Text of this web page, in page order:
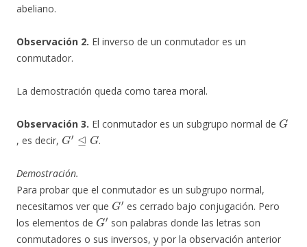
abeliano.
Observación 2. El inverso de un conmutador es un
conmutador.
La demostración queda como tarea moral.
Observación 3. El conmutador es un subgrupo normal de
G
, es decir,
G′⊴G
.
Demostración.
Para probar que el conmutador es un subgrupo normal,
necesitamos ver que
G′
es cerrado bajo conjugación. Pero
los elementos de
G′
son palabras donde las letras son
conmutadores o sus inversos, y por la observación anterior